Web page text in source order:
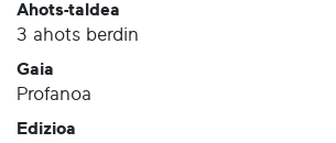
Ahots-taldea
3 ahots berdin
Gaia
Profanoa
Edizioa